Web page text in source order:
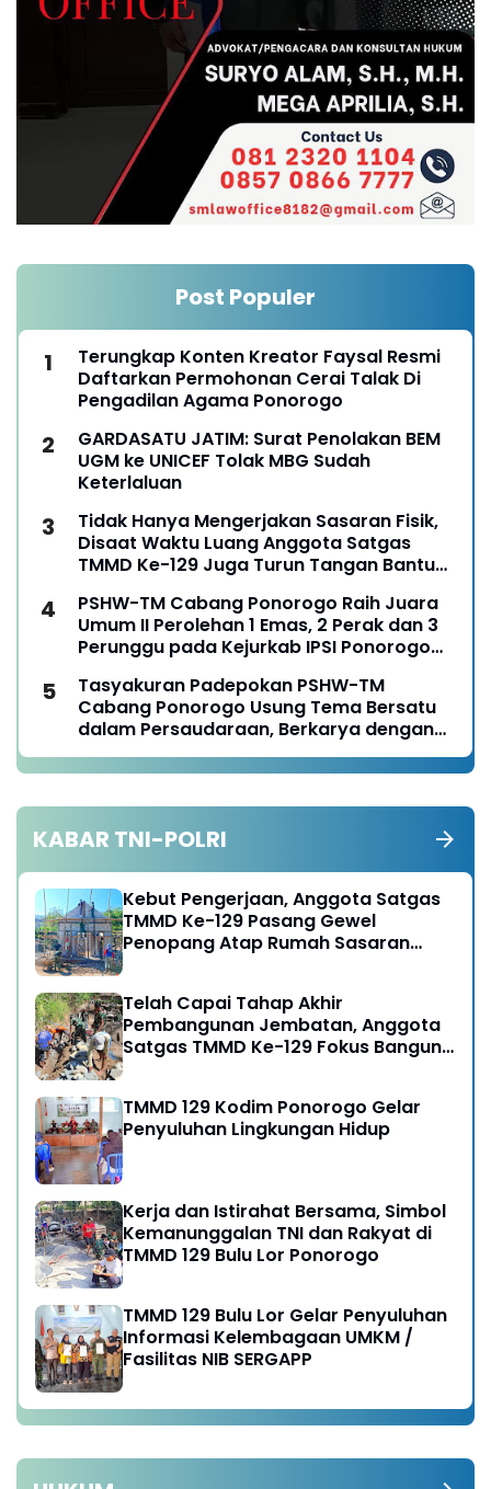
Post Populer
Terungkap Konten Kreator Faysal Resmi
Daftarkan Permohonan Cerai Talak Di
Pengadilan Agama Ponorogo
GARDASATU JATIM: Surat Penolakan BEM
UGM ke UNICEF Tolak MBG Sudah
Keterlaluan
Tidak Hanya Mengerjakan Sasaran Fisik,
Disaat Waktu Luang Anggota Satgas
TMMD Ke-129 Juga Turun Tangan Bantu
PSHW-TM Cabang Ponorogo Raih Juara
Umum II Perolehan 1 Emas, 2 Perak dan 3
Perunggu pada Kejurkab IPSI Ponorogo
Tasyakuran Padepokan PSHW-TM
Cabang Ponorogo Usung Tema Bersatu
dalam Persaudaraan, Berkarya dengan
Keikhlasan dan Mengabdi dengan
Tanggungjawab
KABAR TNI-POLRI
Kebut Pengerjaan, Anggota Satgas
TMMD Ke-129 Pasang Gewel
Penopang Atap Rumah Sasaran
Telah Capai Tahap Akhir
Pembangunan Jembatan, Anggota
Satgas TMMD Ke-129 Fokus Bangun
TMMD 129 Kodim Ponorogo Gelar
Penyuluhan Lingkungan Hidup
Kerja dan Istirahat Bersama, Simbol
Kemanunggalan TNI dan Rakyat di
TMMD 129 Bulu Lor Ponorogo
TMMD 129 Bulu Lor Gelar Penyuluhan
Informasi Kelembagaan UMKM /
Fasilitas NIB SERGAPP